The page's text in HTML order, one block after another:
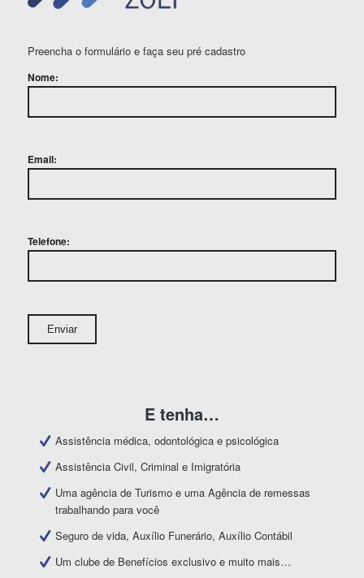
Preencha o formulário e faça seu pré cadastro
Nome:
Email:
Telefone:
E tenha…
Assistência médica, odontológica e psicológica
Assistência Civil, Criminal e Imigratória
Uma agência de Turismo e uma Agência de remessas
trabalhando para você
Seguro de vida, Auxílio Funerário, Auxílio Contábil
Um clube de Benefícios exclusivo e muito mais…